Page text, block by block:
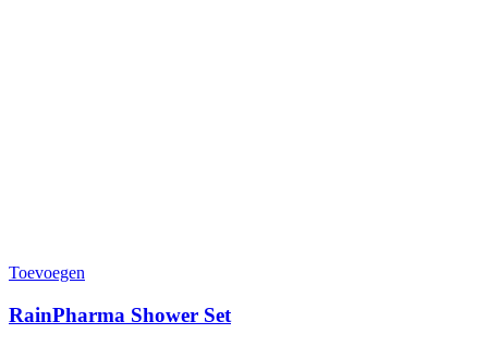
Toevoegen
RainPharma Shower Set